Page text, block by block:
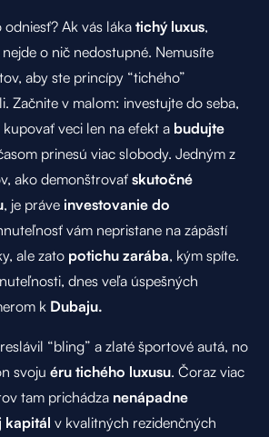
odniesť? Ak vás lákatichý luxus,
o nič nedostupné. Nemusíte
aby ste princípy “tichého”
Začnite v malom: investujte do seba,
veci len na efekt a budujte
prinesú viac slobody. Jedným z
ako demonštrovaťskutočné
, je práveinvestovanie do
vám nepristane na zápästí
ale zato potichu zarába, kým spíte.
dnes veľa úspešných
k Dubaju.
“bling” a zlaté športové autá, no
svojuéru tichého luxusu. Čoraz viac
tam prichádza nenápadne
kapitál v kvalitných rezidenčných